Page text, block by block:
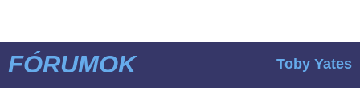
FÓRUMOK Toby Yates